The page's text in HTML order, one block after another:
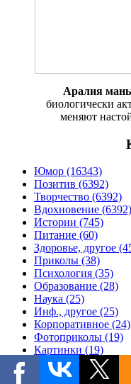
Аралия
биологически
меняют
Юмор (16343)
Позитив (6392)
Творчество (6392)
Вдохновение (6392)
Истории (745)
Питание (60)
Здоровье, другое
Приколы (38)
Психология (35)
Образование (28)
Наука (25)
Инф., другое (25)
Корпоративное (24)
Фотоприколы (19)
Картинки (19)
Особое (19)
Медицина (14)